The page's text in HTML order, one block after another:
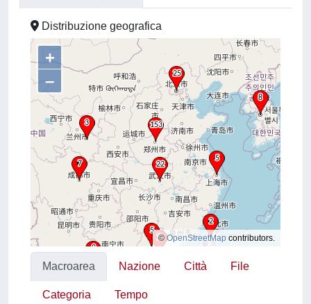
Distribuzione geografica
+
–
©OpenStreetMap contributors.
Macroarea Nazione Città File
Categoria Tempo